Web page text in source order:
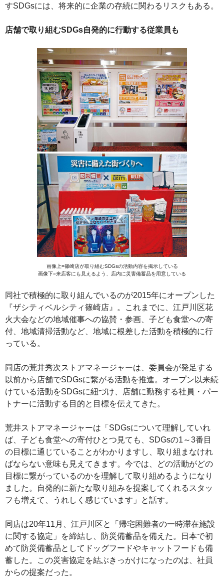
すSDGsには、将来的に企業の存続に関わるリスクもある。
店舗で取り組むSDGs自発的に行動する従業員も
画像上=篠崎店が取り組むSDGsの活動内容を掲示している
画像下=来店客にも見えるよう、店内に災害備蓄品を用意している
同社で積極的に取り組んでいるのが2015年にオープンした
『ザシティベルシティ篠崎店』。これまでに、江戸川区花
火大会などの地域催事への協賛・参画、子ども食堂への寄
付、地域清掃活動など、地域に根差した活動を積極的に行
っている。
同店の荒井秀次ストアマネージャーは、委員会が発足する
以前から店舗でSDGsに繋がる活動を推進。オープン以来続
けている活動をSDGsに紐づけ、店舗に勤務する社員・パー
トナーに活動する目的と目標を伝えてきた。
荒井ストアマネージャーは「SDGsについて理解していれ
ば、子ども食堂への寄付ひとつ見ても、SDGsの1～3番目
の目標に通じていることがわかりますし、取り組まなけれ
ばならない意味も見えてきます。今では、どの活動がどの
目標に繋がっているのかを理解して取り組めるようになり
ました。自発的に新たな取り組みを提案してくれるスタッ
フも増えて、うれしく感じています」と話す。
同店は20年11月、江戸川区と「帰宅困難者の一時滞在施設
に関する協定」を締結し、防災備蓄品を備えた。日本で初
めて防災備蓄品としてドッグフードやキャットフードも備
蓄した。この災害協定を結ぶきっかけになったのは、社員
からの提案だった。